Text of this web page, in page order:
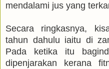
mendalami jus yang
Secara ringkasnya,
tahun dahulu iaitu di
Pada ketika itu
dipenjarakan kerana